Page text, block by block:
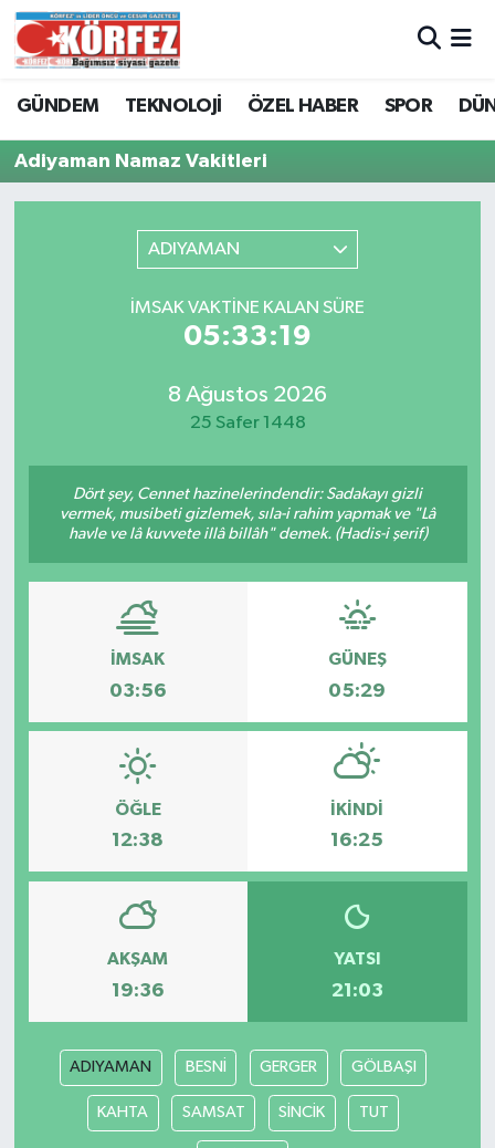
GÜNDEM TEKNOLOJİ ÖZEL HABER SPOR
Adiyaman Namaz Vakitleri
ADIYAMAN
İMSAK VAKTINE KALAN SÜRE
05:33:19
8 Ağustos 2026
25 Safer 1448
Dört şey, Cennet hazinelerindendir: Sadakayı gizli
vermek, musibeti gizlemek, sıla-i rahim yapmak ve "Lâ
havle ve lâ kuvvete illâ billâh" demek. (Hadis-i şerif)
İMSAK
03:56
GÜNEŞ
05:29
ÖĞLE
12:38
İKINDI
16:25
AKŞAM
19:36
YATSI
21:03
ADIYAMAN BESNİ GERGER GÖLBAŞI
KAHTA SAMSAT SİNCİK TUT
Trafik Durumu
Tüm Manşetler
Son Dakika Haberleri